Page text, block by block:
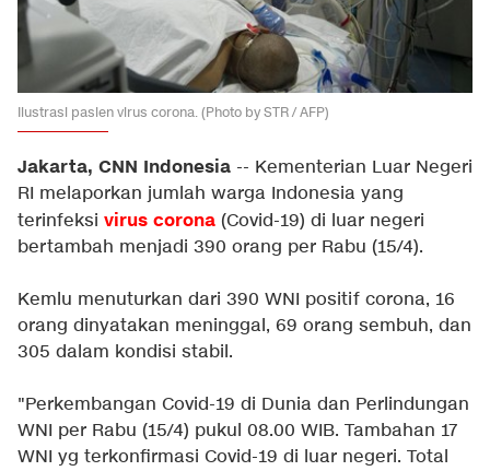
Ilustrasi pasien virus corona. (Photo by STR / AFP)
Jakarta, CNN Indonesia -- Kementerian Luar Negeri
RI melaporkan jumlah warga Indonesia yang
terinfeksi virus corona (Covid-19) di luar negeri
bertambah menjadi 390 orang per Rabu (15/4).
Kemlu menuturkan dari 390 WNI positif corona, 16
orang dinyatakan meninggal, 69 orang sembuh, dan
305 dalam kondisi stabil.
"Perkembangan Covid-19 di Dunia dan Perlindungan
WNI per Rabu (15/4) pukul 08.00 WIB. Tambahan 17
WNI yg terkonfirmasi Covid-19 di luar negeri. Total